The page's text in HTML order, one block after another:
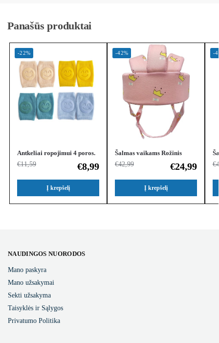
Panašūs produktai
-22%
Antkeliai ropojimui 4 poros.
€11,59 €8,99
Į krepšelį
-42%
Šalmas vaikams Rožinis
€42,99 €24,99
Į krepšelį
-
€
NAUDINGOS NUORODOS
Mano paskyra
Mano užsakymai
Sekti užsakyma
Taisyklės ir Sąlygos
Privatumo Politika